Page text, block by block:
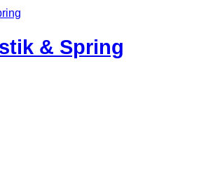
& Spring